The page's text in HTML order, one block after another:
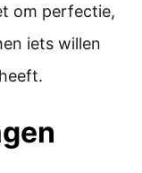
om perfectie,
iets willen